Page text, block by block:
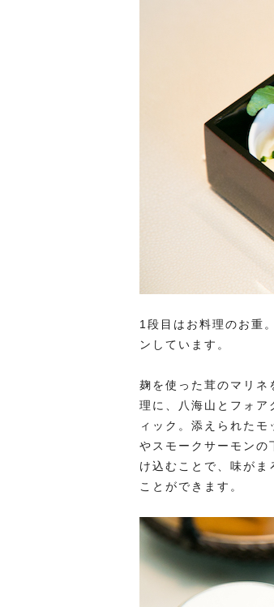
1段目はお料理のお重
ンしています。
麹を使った茸のマリ
理に、八海山とフォ
ィック。添えられた
やスモークサーモンの
け込むことで、味が
ことができます。